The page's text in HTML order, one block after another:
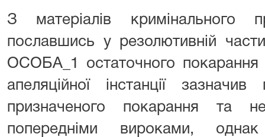
З матеріалів кримінального
пославшись у резолютивній
ОСОБА_1 остаточного покарання
апеляційної інстанції
призначеного покарання та
попередніми вироками,